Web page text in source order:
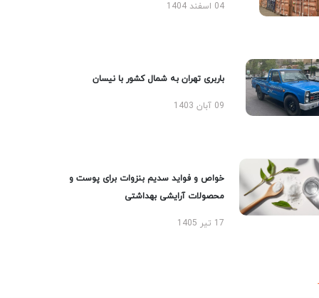
04 اسفند 1404
باربری تهران به شمال کشور با نیسان
09 آبان 1403
خواص و فواید سدیم بنزوات برای پوست و
محصولات آرایشی بهداشتی
17 تیر 1405